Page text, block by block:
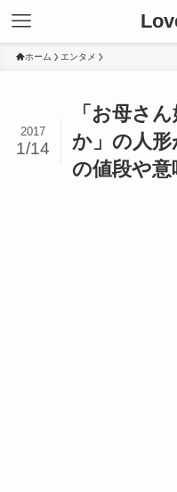
ホーム エンタメ
「お母さ
か」の人
の値段や意
2017
1/14